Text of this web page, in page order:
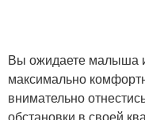
Вы ожидаете малыша
максимально
внимательно